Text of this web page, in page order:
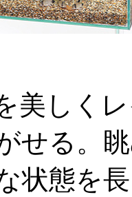
美しく
せる。
状態を